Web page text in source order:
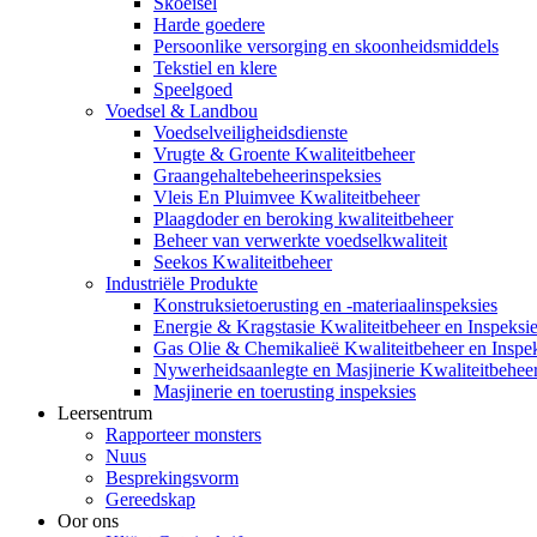
Harde goedere
Persoonlike versorging en skoonheidsmiddels
Tekstiel en klere
Speelgoed
Voedsel & Landbou
Voedselveiligheidsdienste
Vrugte & Groente Kwaliteitbeheer
Graangehaltebeheerinspeksies
Vleis En Pluimvee Kwaliteitbeheer
Plaagdoder en beroking kwaliteitbeheer
Beheer van verwerkte voedselkwaliteit
Seekos Kwaliteitbeheer
Industriële Produkte
Konstruksietoerusting en -materiaalinspeksies
Energie & Kragstasie Kwaliteitbeheer en
Gas Olie & Chemikalieë Kwaliteitbeheer en
Nywerheidsaanlegte en Masjinerie
Masjinerie en toerusting inspeksies
Leersentrum
Rapporteer monsters
Nuus
Besprekingsvorm
Gereedskap
Oor ons